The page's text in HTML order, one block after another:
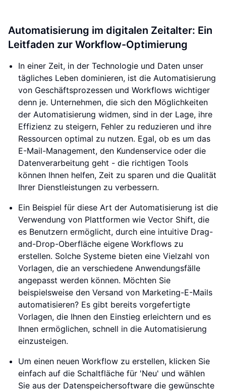
Automatisierung im digitalen Zeitalter: Ein
Leitfaden zur Workflow-Optimierung
In einer Zeit, in der Technologie und Daten unser
tägliches Leben dominieren, ist die Automatisierung
von Geschäftsprozessen und Workflows wichtiger
denn je. Unternehmen, die sich den Möglichkeiten
der Automatisierung widmen, sind in der Lage, ihre
Effizienz zu steigern, Fehler zu reduzieren und ihre
Ressourcen optimal zu nutzen. Egal, ob es um das
E-Mail-Management, den Kundenservice oder die
Datenverarbeitung geht - die richtigen Tools
können Ihnen helfen, Zeit zu sparen und die Qualität
Ihrer Dienstleistungen zu verbessern.
Ein Beispiel für diese Art der Automatisierung ist die
Verwendung von Plattformen wie Vector Shift, die
es Benutzern ermöglicht, durch eine intuitive Drag-
and-Drop-Oberfläche eigene Workflows zu
erstellen. Solche Systeme bieten eine Vielzahl von
Vorlagen, die an verschiedene Anwendungsfälle
angepasst werden können. Möchten Sie
beispielsweise den Versand von Marketing-E-Mails
automatisieren? Es gibt bereits vorgefertigte
Vorlagen, die Ihnen den Einstieg erleichtern und es
Ihnen ermöglichen, schnell in die Automatisierung
einzusteigen.
Um einen neuen Workflow zu erstellen, klicken Sie
einfach auf die Schaltfläche für 'Neu' und wählen
Sie aus der Datenspeichersoftware die gewünschte